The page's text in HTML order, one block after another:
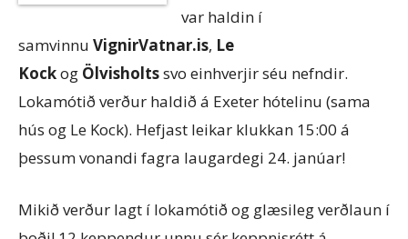
var haldin í
samvinnu VignirVatnar.is, Le
Kockog Ölvisholtssvo einhverjir séu nefndir.
Lokamótið verður haldið á Exeter hótelinu (sama
hús og Le Kock). Hefjast leikar klukkan 15:00 á
þessum vonandi fagra laugardegi 24. janúar!
Mikið verður lagt í lokamótið og glæsileg verðlaun í